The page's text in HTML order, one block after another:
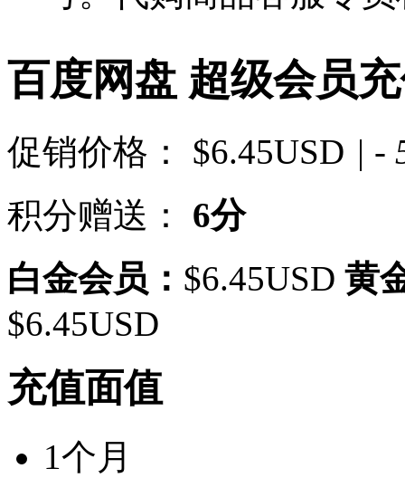
百度网盘 超级会员
促销价格： $6.45USD | -
积分赠送：
6分
白金会员： $6.45USD 黄
$6.45USD
充值面值
1个月